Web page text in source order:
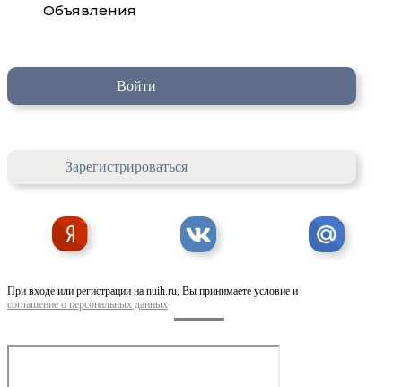
Объявления
Войти
Зарегистрироваться
При входе или регистрации на nuih.ru, Вы принимаете условие и
соглашение о персональных данных